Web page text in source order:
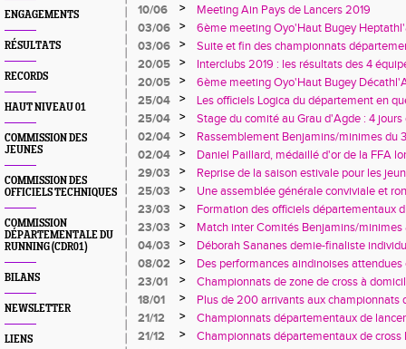
ENGAGEMENTS
RÉSULTATS
RECORDS
HAUT NIVEAU 01
COMMISSION DES
JEUNES
COMMISSION DES
OFFICIELS TECHNIQUES
COMMISSION
DÉPARTEMENTALE DU
RUNNING (CDR01)
BILANS
NEWSLETTER
LIENS
10/06
>
Meeting Ain Pays de Lancers 2019
03/06
>
6ème meeting Oyo'Haut Bugey
flatteur et des athlètes du comité sur le
03/06 >
Suite et fin des championnats
d'artifice à la coupe des pouss'ain !
20/05 >
Interclubs 2019 : les résultats des 4
20/05
>
6ème meeting Oyo'Haut Bugey
25/04
>
Les officiels Logica du département en
25/04
>
Stage du comité au Grau d'Agde : 4
02/04
>
Rassemblement Benjamins/minimes du
du soleil et bien plus encore !
02/04 >
Daniel Paillard, médaillé d'or de la FFA
de la ligue !
29/03 >
Reprise de la saison estivale pour les
Balan !
25/03 >
Une assemblée générale conviviale et
23/03
>
Formation des officiels départementaux
juges pour le comité !
23/03 >
Match inter Comités Benjamins/minimes
comité tiennent tête aux poids lourds !
04/03 >
Déborah Sananes demie-finaliste
sur le relais aux championnats d'Europe
08/02 >
Des performances aindinoises attendues
23/01
>
Championnats de zone de cross à
18/01
>
Plus de 200 arrivants aux championnats
Saint Paul de Varax
21/12 >
Championnats départementaux de
21/12
>
Championnats départementaux de cross